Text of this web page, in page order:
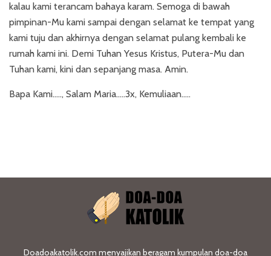
kalau kami terancam bahaya karam. Semoga di bawah
pimpinan-Mu kami sampai dengan selamat ke tempat yang
kami tuju dan akhirnya dengan selamat pulang kembali ke
rumah kami ini. Demi Tuhan Yesus Kristus, Putera-Mu dan
Tuhan kami, kini dan sepanjang masa. Amin.
Bapa Kami….., Salam Maria…..3x, Kemuliaan…..
Doadoakatolik.com menyajikan beragam kumpulan doa-doa